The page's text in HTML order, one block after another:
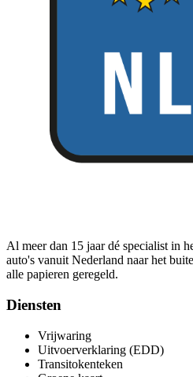
Al meer dan 15 jaar dé specialist in
auto's vanuit Nederland naar het
alle papieren geregeld.
Diensten
Vrijwaring
Uitvoerverklaring (EDD)
Transitokenteken